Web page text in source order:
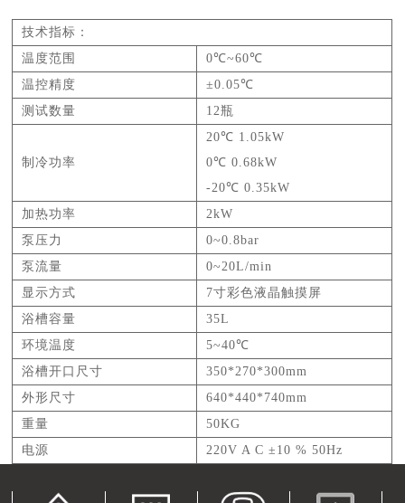
技术指标：
温度范围
0℃~60℃
温控精度
±0.05℃
测试数量
12瓶
制冷功率
20℃ 1.05kW
0℃ 0.68kW
-20℃ 0.35kW
加热功率
2kW
泵压力
0~0.8bar
泵流量
0~20L/min
显示方式
7寸彩色液晶触摸屏
浴槽容量
35L
环境温度
5~40℃
浴槽开口尺寸
350*270*300mm
外形尺寸
640*440*740mm
重量
50KG
电源
220V A C ±10 % 50Hz